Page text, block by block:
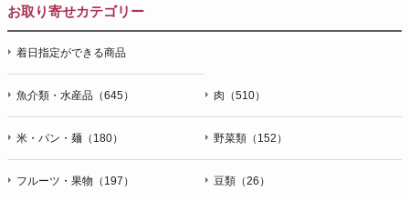
お取り寄せカテゴリー
着日指定ができる商品
魚介類・水産品（645） 肉（510）
米・パン・麺（180） 野菜類（152）
フルーツ・果物（197） 豆類（26）